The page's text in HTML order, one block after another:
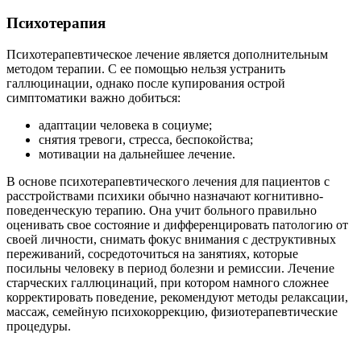
Психотерапия
Психотерапевтическое лечение является дополнительным
методом терапии. С ее помощью нельзя устранить
галлюцинации, однако после купирования острой
симптоматики важно добиться:
адаптации человека в социуме;
снятия тревоги, стресса, беспокойства;
мотивации на дальнейшее лечение.
В основе психотерапевтического лечения для пациентов с
расстройствами психики обычно назначают когнитивно-
поведенческую терапию. Она учит больного правильно
оценивать свое состояние и дифференцировать патологию от
своей личности, снимать фокус внимания с деструктивных
переживаний, сосредоточиться на занятиях, которые
посильны человеку в период болезни и ремиссии. Лечение
старческих галлюцинаций, при котором намного сложнее
корректировать поведение, рекомендуют методы релаксации,
массаж, семейную психокоррекцию, физиотерапевтические
процедуры.